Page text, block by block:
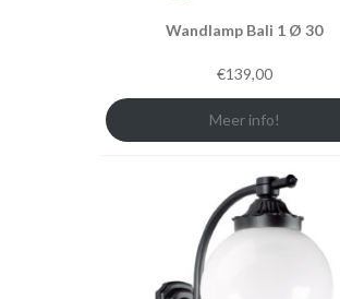
Wandlamp Bali 1 Ø 30
€139,00
Meer info!